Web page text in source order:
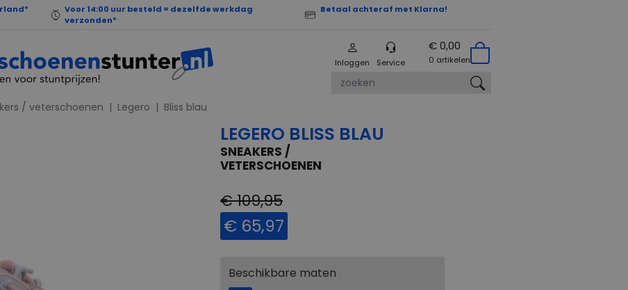
Voor 14:00 uur besteld = dezelfde werkdag
verzonden*
Betaal achteraf met Klarna!
Inloggen Service
€ 0,00
0 artikelen
/ veterschoenen Legero Bliss blau
LEGERO BLISS BLAU
SNEAKERS /
VETERSCHOENEN
€ 109,95
€ 65,97
Beschikbare maten